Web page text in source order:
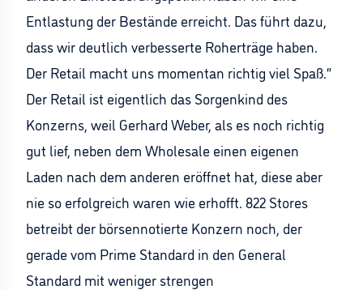
Entlastung der Bestände erreicht. Das führt dazu,
dass wir deutlich verbesserte Roherträge haben.
Der Retail macht uns momentan richtig viel Spaß.“
Der Retail ist eigentlich das Sorgenkind des
Konzerns, weil Gerhard Weber, als es noch richtig
gut lief, neben dem Wholesale einen eigenen
Laden nach dem anderen eröffnet hat, diese aber
nie so erfolgreich waren wie erhofft. 822 Stores
betreibt der börsennotierte Konzern noch, der
gerade vom Prime Standard in den General
Standard mit weniger strengen